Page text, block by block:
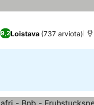
9,2Loistava (737 arviota)